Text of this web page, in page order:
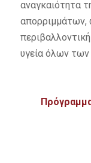
αναγκαιότητα
απορριμμάτων,
υγεία όλων